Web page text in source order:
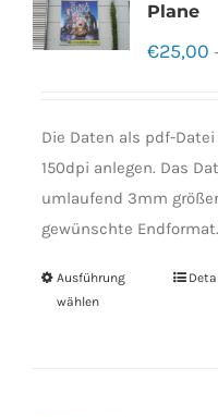
Plane
€25,00
Die Daten als pdf-
150dpi anlegen. Das
umlaufend 3mm
gewünschte Endformat.
Ausführung
wählen